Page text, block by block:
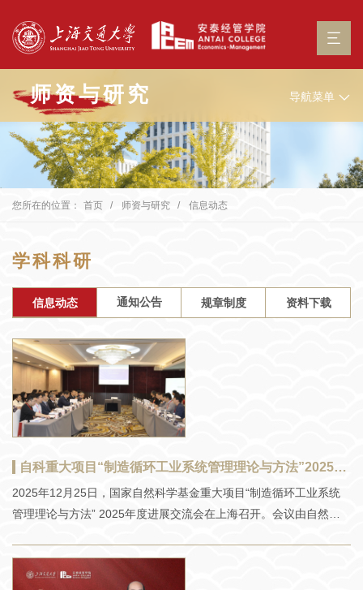
师资与研究 导航菜单
您所在的位置： 首页 师资与研究 信息动态
学科科研
信息动态 通知公告 规章制度 资料下载
自科重大项目“制造循环工业系统管理理论与方法”2025年度进展交流会召开
2025年12月25日，国家自然科学基金重大项目“制造循环工业系统
管理理论与方法” 2025年度进展交流会在上海召开。会议由自然科
管理理论与方法”重大项目由中国工程院院士，东北大学党委副书
记、副校长唐立新主持。项目下设五大课题，分别由东北大学、上